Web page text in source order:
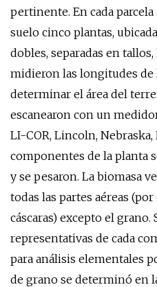
pertinente. En cada
suelo cinco plantas,
dobles, separadas en
midieron las longitudes de
determinar el área del
escanearon con un
LI-COR, Lincoln, Nebraska,
componentes de la planta
y se pesaron. La biomasa
todas las partes aéreas
cáscaras) excepto el
representativas de cada
para análisis elementales
de grano se determinó en